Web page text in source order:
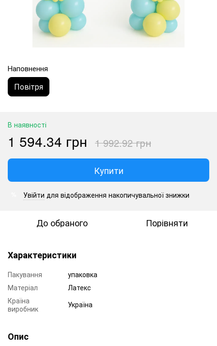
Наповнення
Повітря
В наявності
1 594.34 грн 1 992.92 грн
Купити
Увійти для відображення накопичувальної знижки
До обраного Порівняти
Характеристики
Пакування
упаковка
Матеріал
Латекс
Країна
виробник
Україна
Опис